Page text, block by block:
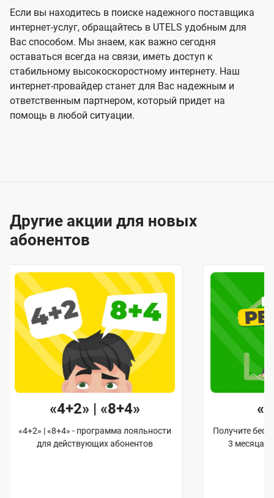
Если вы находитесь в поиске надежного поставщика
интернет-услуг, обращайтесь в UTELS удобным для
Вас способом. Мы знаем, как важно сегодня
оставаться всегда на связи, иметь доступ к
стабильному высокоскоростному интернету. Наш
интернет-провайдер станет для Вас надежным и
ответственным партнером, который придет на
помощь в любой ситуации.
Другие акции для новых
абонентов
«4+2» | «8+4»
«4+2» | «8+4» - программа лояльности
для действующих абонентов
Получите
3 месяца